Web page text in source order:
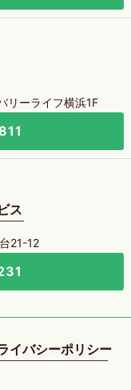
リーライフ横浜1F
ス
21-12
イバシーポリシー